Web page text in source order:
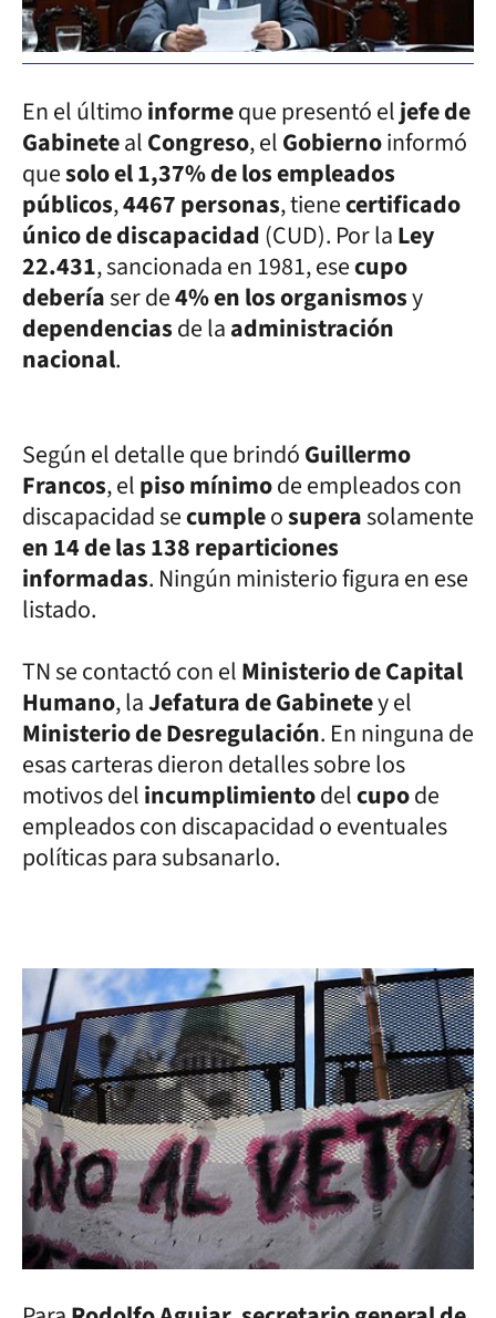
En el últimoinformeque presentó eljefe de
GabinetealCongreso, elGobiernoinformó
quesolo el 1,37% de los empleados
públicos,4467 personas, tienecertificado
único de discapacidad(CUD). Por laLey
22.431, sancionada en 1981, esecupo
deberíaser de4% en los organismosy
dependenciasde laadministración
nacional.
Según el detalle que brindóGuillermo
Francos, elpiso mínimode empleados con
discapacidad secumpleosuperasolamente
en 14 de las 138 reparticiones
informadas. Ningún ministerio figura en ese
listado.
TN se contactó con elMinisterio de Capital
Humano, laJefatura de Gabinetey el
Ministerio de Desregulación. En ninguna de
esas carteras dieron detalles sobre los
motivos delincumplimientodelcupode
empleados con discapacidad o eventuales
políticas para subsanarlo.